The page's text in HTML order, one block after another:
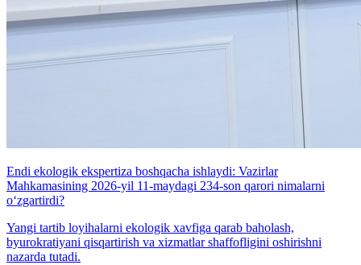
Endi ekologik ekspertiza boshqacha ishlaydi: Vazirlar
Mahkamasining 2026-yil 11-maydagi 234-son qarori nimalarni
o‘zgartirdi?
Yangi tartib loyihalarni ekologik xavfiga qarab baholash,
byurokratiyani qisqartirish va xizmatlar shaffofligini oshirishni
nazarda tutadi.